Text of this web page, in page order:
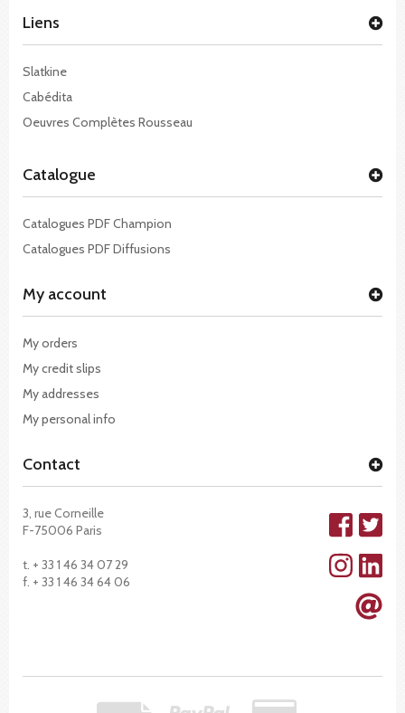
Liens
Slatkine
Cabédita
Oeuvres Complètes Rousseau
Catalogue
Catalogues PDF Champion
Catalogues PDF Diffusions
My account
My orders
My credit slips
My addresses
My personal info
Contact
3, rue Corneille
F-75006 Paris
t. + 33 1 46 34 07 29
f. + 33 1 46 34 64 06